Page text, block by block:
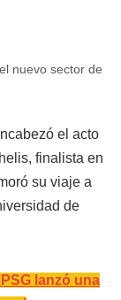
nuevo sector de
el acto
finalista en
su viaje a
de
lanzó una